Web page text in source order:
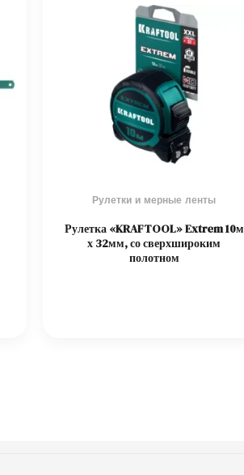
Рулетки и мерные ленты
Рулетка «KRAFTOOL» Extrem 10м
х 32мм, со сверхшироким
полотном